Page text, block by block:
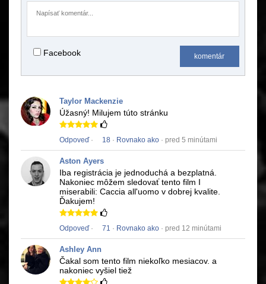
Facebook komentár
Taylor Mackenzie
Úžasný! Milujem túto stránku
Odpoveď· 18 · Rovnako ako · pred 5 minútami
Aston Ayers
Iba registrácia je jednoduchá a bezplatná.
Nakoniec môžem sledovať tento film I
miserabili: Caccia all'uomo v dobrej kvalite.
Ďakujem!
Odpoveď· 71 · Rovnako ako · pred 12 minútami
Ashley Ann
Čakal som tento film niekoľko mesiacov. a
nakoniec vyšiel tiež